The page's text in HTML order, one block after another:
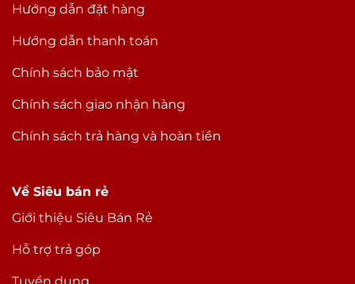
Hướng dẫn đặt hàng
Hướng dẫn thanh toán
Chính sách bảo mật
Chính sách giao nhận hàng
Chính sách trả hàng và hoàn tiền
Về Siêu bán rẻ
Giới thiệu Siêu Bán Rẻ
Hỗ trợ trả góp
Tuyển dụng